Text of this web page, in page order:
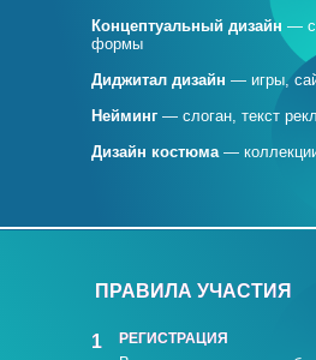
Концептуальный дизайн —
формы
Диджитал дизайн — игры,
Нейминг — слоган, текст
Дизайн костюма—
ПРАВИЛА УЧАСТИЯ
РЕГИСТРАЦИЯ
1